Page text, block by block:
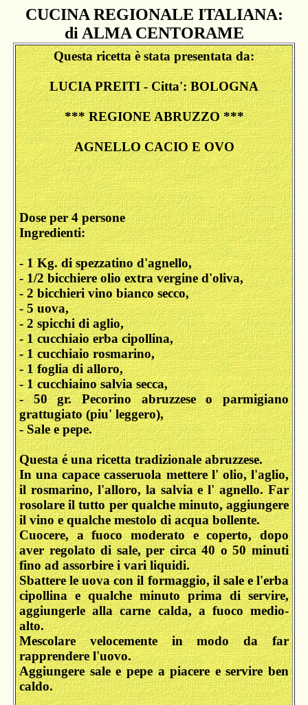
CUCINA REGIONALE ITALIANA:
di ALMA CENTORAME
Questa ricetta è stata presentata da:
LUCIA PREITI - Citta': BOLOGNA
*** REGIONE ABRUZZO ***
AGNELLO CACIO E OVO
Dose per 4 persone
Ingredienti:
- 1 Kg. di spezzatino d'agnello,
- 1/2 bicchiere olio extra vergine d'oliva,
- 2 bicchieri vino bianco secco,
- 5 uova,
- 2 spicchi di aglio,
- 1 cucchiaio erba cipollina,
- 1 cucchiaio rosmarino,
- 1 foglia di alloro,
- 1 cucchiaino salvia secca,
- 50 gr. Pecorino abruzzese o parmigiano
grattugiato (piu' leggero),
- Sale e pepe.
Questa é una ricetta tradizionale abruzzese.
In una capace casseruola mettere l' olio, l'aglio,
il rosmarino, l'alloro, la salvia e l' agnello. Far
rosolare il tutto per qualche minuto, aggiungere
il vino e qualche mestolo di acqua bollente.
Cuocere, a fuoco moderato e coperto, dopo
aver regolato di sale, per circa 40 o 50 minuti
fino ad assorbire i vari liquidi.
Sbattere le uova con il formaggio, il sale e l'erba
cipollina e qualche minuto prima di servire,
aggiungerle alla carne calda, a fuoco medio-
alto.
Mescolare velocemente in modo da far
rapprendere l'uovo.
Aggiungere sale e pepe a piacere e servire ben
caldo.